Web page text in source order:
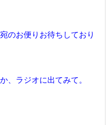
のお便りお待ちしており
、ラジオに出てみて。